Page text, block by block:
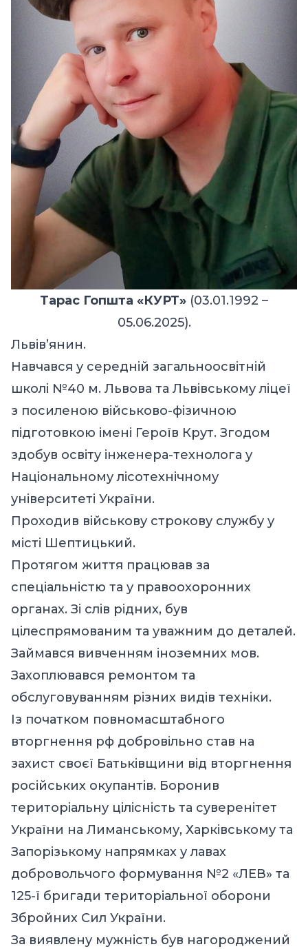
Тарас Гопшта «КУРТ» (03.01.1992 –
05.06.2025).
Львів’янин.
Навчався у середній загальноосвітній
школі №40 м. Львова та Львівському ліцеї
з посиленою військово-фізичною
підготовкою імені Героїв Крут. Згодом
здобув освіту інженера-технолога у
Національному лісотехнічному
університеті України.
Проходив військову строкову службу у
місті Шептицький.
Протягом життя працював за
спеціальністю та у правоохоронних
органах. Зі слів рідних, був
цілеспрямованим та уважним до деталей.
Займався вивченням іноземних мов.
Захоплювався ремонтом та
обслуговуванням різних видів техніки.
Із початком повномасштабного
вторгнення рф добровільно став на
захист своєї Батьківщини від вторгнення
російських окупантів. Боронив
територіальну цілісність та суверенітет
України на Лиманському, Харківському та
Запорізькому напрямках у лавах
добровольчого формування №2 «ЛЕВ» та
125-ї бригади територіальної оборони
Збройних Сил України.
За виявлену мужність був нагороджений